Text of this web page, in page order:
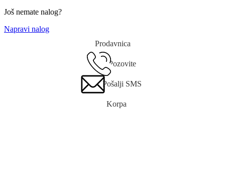
Još nemate nalog?
Napravi nalog
Prodavnica
Pozovite
Pošalji SMS
Korpa